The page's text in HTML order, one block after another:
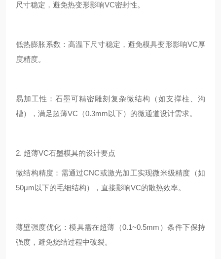
尺寸稳定，避免热变形影响VC密封性。
低热膨胀系数：高温下尺寸稳定，避免模具变形影响VC厚
度精度。
易加工性：石墨可精密雕刻复杂微结构（如支撑柱、沟
槽），满足超薄VC（0.3mm以下）的微通道设计需求。
2. 超薄VC石墨模具的设计要点
微结构精度：需通过CNC或激光加工实现微米级精度（如
50μm以下的毛细结构），直接影响VC的散热效率。
薄壁强度优化：模具需在超薄（0.1~0.5mm）条件下保持
强度，避免烧结过程中破裂。